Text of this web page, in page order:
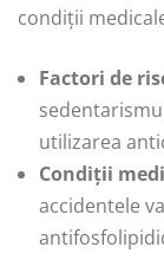
condiții
Factori de
utilizarea
Condiții
accidentele